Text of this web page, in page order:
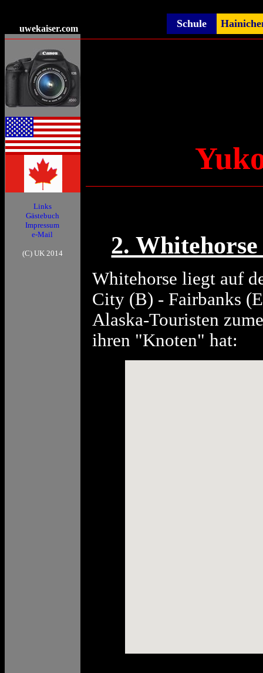
uwekaiser.com Schule
Links
Gästebuch
Impressum
e-Mail
(C) UK 2014 2.
Whitehorse liegt auf
City (B) - Fairbanks
Alaska-Touristen
ihren "Knoten" hat: